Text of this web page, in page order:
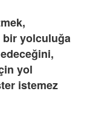
yolculuğa
yol
istemez